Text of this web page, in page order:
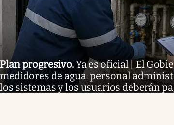
Plan progresivo.Ya es oficial | El
medidores de agua: personal
los sistemas y los usuarios deberán